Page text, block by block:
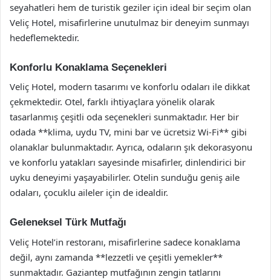
seyahatleri hem de turistik geziler için ideal bir seçim olan
Veliç Hotel, misafirlerine unutulmaz bir deneyim sunmayı
hedeflemektedir.
Konforlu Konaklama Seçenekleri
Veliç Hotel, modern tasarımı ve konforlu odaları ile dikkat
çekmektedir. Otel, farklı ihtiyaçlara yönelik olarak
tasarlanmış çeşitli oda seçenekleri sunmaktadır. Her bir
odada **klima, uydu TV, mini bar ve ücretsiz Wi-Fi** gibi
olanaklar bulunmaktadır. Ayrıca, odaların şık dekorasyonu
ve konforlu yatakları sayesinde misafirler, dinlendirici bir
uyku deneyimi yaşayabilirler. Otelin sunduğu geniş aile
odaları, çocuklu aileler için de idealdir.
Geleneksel Türk Mutfağı
Veliç Hotel’in restoranı, misafirlerine sadece konaklama
değil, aynı zamanda **lezzetli ve çeşitli yemekler**
sunmaktadır. Gaziantep mutfağının zengin tatlarını